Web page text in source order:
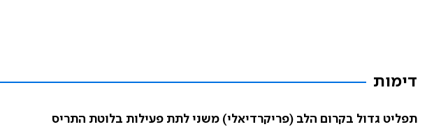
דימות
תפליט גדול בקרום הלב (פריקרדיאלי) משני לתת פעילות בלוטת התריס